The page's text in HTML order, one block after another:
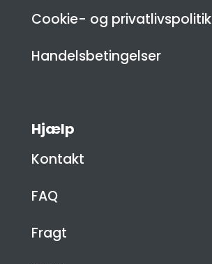
Cookie- og privatlivspolitik
Handelsbetingelser
Hjælp
Kontakt
FAQ
Fragt